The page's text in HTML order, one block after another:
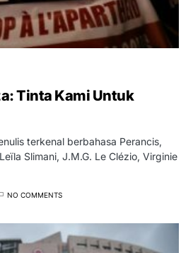
Tinta Kami Untuk
terkenal berbahasa Perancis,
Slimani, J.M.G. Le Clézio, Virginie
NO COMMENTS